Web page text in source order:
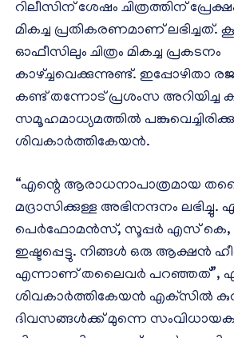
റിലീസിന് ശേഷം ചിത്രത്തിന്
മികച്ച പ്രതികരണമാണ്
ഓഫീസിലും ചിത്രം മികച്ച പ്രകടനം
കാഴ്ച്ചവെക്കുന്നുണ്ട്. ഇപ്പോഴിതാ
കണ്ട് തന്നോട് പ്രശംസ അറിയിച്ച
സമൂഹമാധ്യമത്തില്‍
ശിവകാര്‍ത്തികേയന്‍.
“എന്റെ ആരാധനാപാത്രമായ
മദ്രാസിക്കുള്ള അഭിനന്ദനം
പെര്‍ഫോമന്‍സ്, സൂപ്പര്‍ എസ് കെ,
ഇഷ്ടപ്പെട്ടു. നിങ്ങള്‍ ഒരു ആക്ഷന്‍
എന്നാണ് തലൈവര്‍ പറഞ്ഞത്”,
ശിവകാര്‍ത്തികേയന്‍ എക്‌സില്‍
ദിവസങ്ങള്‍ക്ക് മുന്നെ